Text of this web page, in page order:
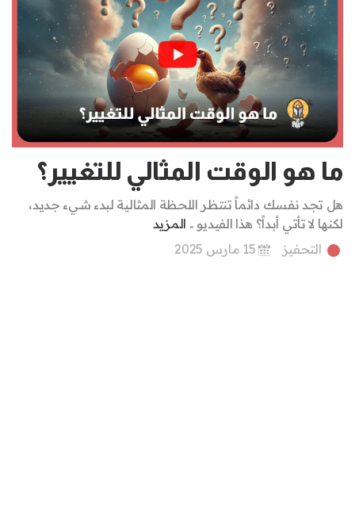
ما هو الوقت المثالي للتغيير؟
هل تجد نفسك دائماً تنتظر اللحظة المثالية لبدء شيء جديد،
لكنها لا تأتي أبداً؟ هذا الفيديو .. المزيد
التحفيز
15 مارس 2025